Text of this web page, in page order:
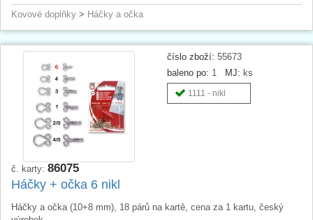
Kovové doplňky > Háčky a očka
číslo zboží: 55673
baleno po: 1 MJ: ks
1111 - nikl
č. karty: 86075
Háčky + očka 6 nikl
Háčky a očka (10+8 mm), 18 párů na kartě, cena za 1 kartu, český